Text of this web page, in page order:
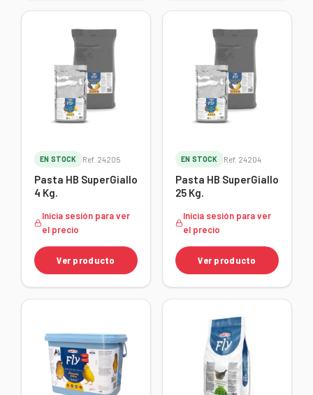
EN STOCK Ref. 24205
Pasta HB SuperGiallo
4 Kg.
Inicia sesión para ver
el precio
Ver producto
EN STOCK Ref. 24204
Pasta HB SuperGiallo
25 Kg.
Inicia sesión para ver
el precio
Ver producto